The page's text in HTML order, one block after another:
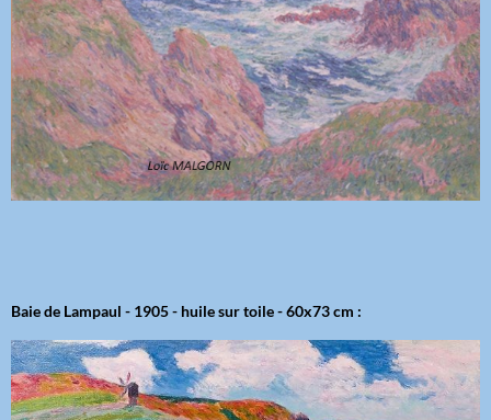
Baie de Lampaul - 1905 - huile sur toile - 60x73 cm :